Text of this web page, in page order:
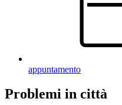
appuntamento
Problemi in città